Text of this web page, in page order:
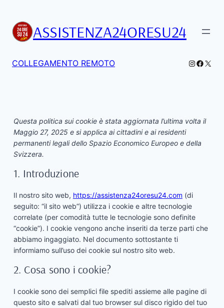
contenutoASSISTENZA24ORESU24
COLLEGAMENTO REMOTO X
Questa politica sui cookie è stata aggiornata l’ultima volta il
Maggio 27, 2025 e si applica ai cittadini e ai residenti
permanenti legali dello Spazio Economico Europeo e della
Svizzera.
1. Introduzione
Il nostro sito web, https://assistenza24oresu24.com (di
seguito: “il sito web”) utilizza i cookie e altre tecnologie
correlate (per comodità tutte le tecnologie sono definite
“cookie”). I cookie vengono anche inseriti da terze parti che
abbiamo ingaggiato. Nel documento sottostante ti
informiamo sull’uso dei cookie sul nostro sito web.
2. Cosa sono i cookie?
I cookie sono dei semplici file spediti assieme alle pagine di
questo sito e salvati dal tuo browser sul disco rigido del tuo